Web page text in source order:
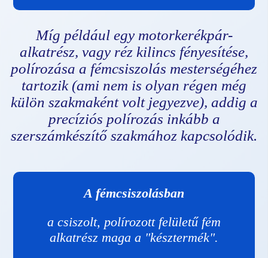
Míg például egy motorkerékpár-
alkatrész, vagy réz kilincs fényesítése,
polírozása a fémcsiszolás mesterségéhez
tartozik (ami nem is olyan régen még
külön szakmaként volt jegyezve), addig a
precíziós polírozás inkább a
szerszámkészítő szakmához kapcsolódik.
A fémcsiszolásban
a csiszolt, polírozott felületű fém
alkatrész maga a "késztermék".